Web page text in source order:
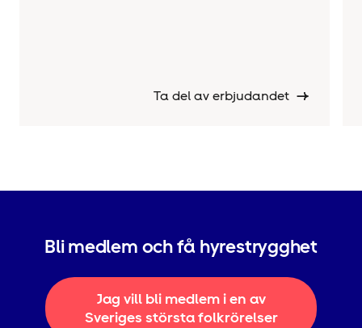
Ta del av erbjudandet
Bli medlem och få hyrestrygghet
Jag vill bli medlem i en av
Sveriges största folkrörelser